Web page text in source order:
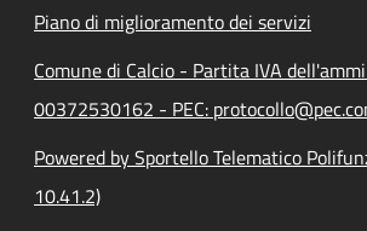
Piano di miglioramento dei servizi
Comune di Calcio - Partita IVA
00372530162 - PEC:
Powered by Sportello Telematico
10.41.2)